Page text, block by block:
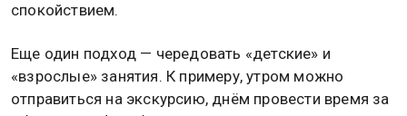
спокойствием.
Еще один подход — чередовать «детские» и
«взрослые» занятия. К примеру, утром можно
отправиться на экскурсию, днём провести время за